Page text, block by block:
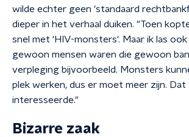
wilde echter geen 'standaard
dieper in het verhaal duiken. "Toen
snel met 'HIV-monsters'. Maar ik las
gewoon mensen waren die gewoon
verpleging bijvoorbeeld. Monsters
plek werken, dus er moet meer zijn.
interesseerde."
Bizarre zaak